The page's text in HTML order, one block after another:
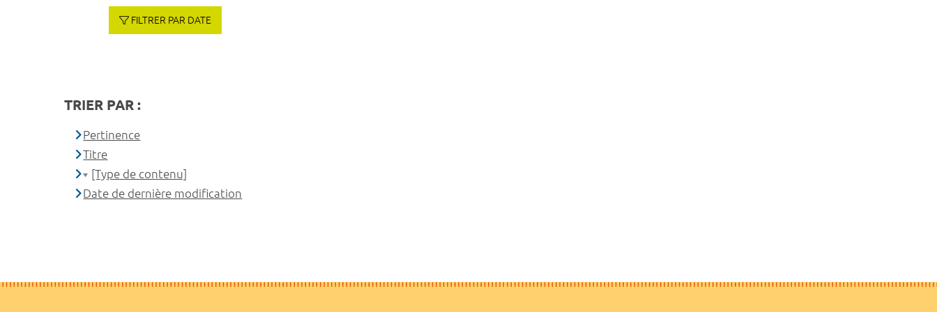
FILTRER PAR DATE
TRIER PAR :
Pertinence
Titre
[Type de contenu]
Date de dernière modification